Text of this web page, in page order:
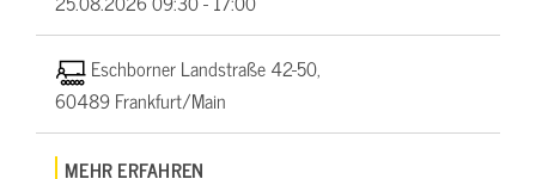
Eschborner Landstraße 42-50,
60489 Frankfurt/Main
MEHR ERFAHREN